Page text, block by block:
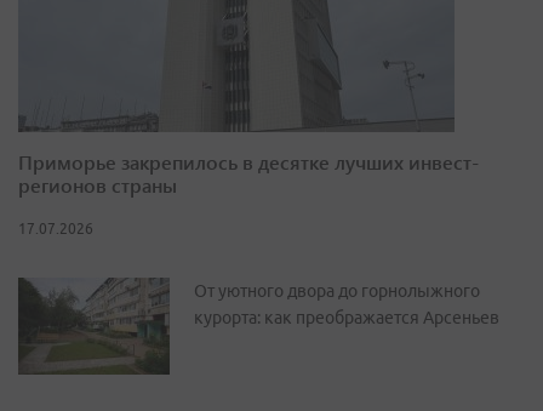
Приморье закрепилось в десятке лучших инвест-
регионов страны
17.07.2026
От уютного двора до горнолыжного
курорта: как преображается Арсеньев